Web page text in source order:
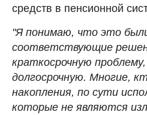
средств в пенсионной
"Я понимаю, что это
соответствующие
краткосрочную
долгосрочную. Многие,
накопления, по сути
которые не являются